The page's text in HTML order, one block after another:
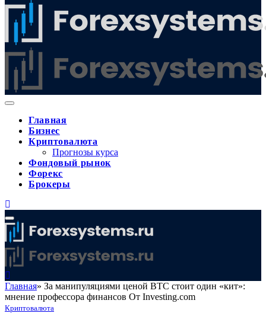
Главная
Бизнес
Криптовалюта
Прогнозы курса
Фондовый рынок
Форекс
Брокеры
Главная» За манипуляциями ценой BTC стоит один «кит»:
мнение профессора финансов От Investing.com
Криптовалюта